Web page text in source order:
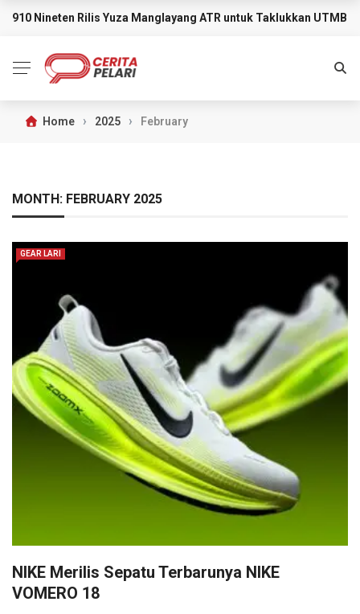
BREAKING NEWS
910 Nineten Rilis Yuza Manglayang ATR untuk Taklukkan UTMB
Home › 2025 › February
MONTH: FEBRUARY 2025
GEAR LARI
NIKE Merilis Sepatu Terbarunya NIKE
VOMERO 18